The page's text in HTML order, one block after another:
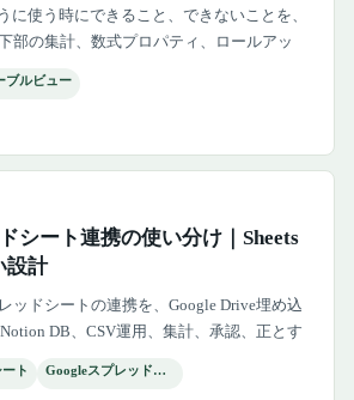
に使う時にできること、できないことを、
部の集計、数式プロパティ、ロールアッ
ブルビュー
シート連携の使い分け｜Sheets
設計
ッドシートの連携を、Google Drive埋め込
DB、CSV運用、集計、承認、正とす
ト Googleスプレッドシート